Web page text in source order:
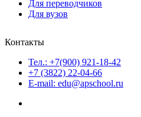
Для переводчиков
Для вузов
Контакты
Тел.: +7(900) 921-18-42
+7 (3822) 22-04-66
E-mail: edu@apschool.ru